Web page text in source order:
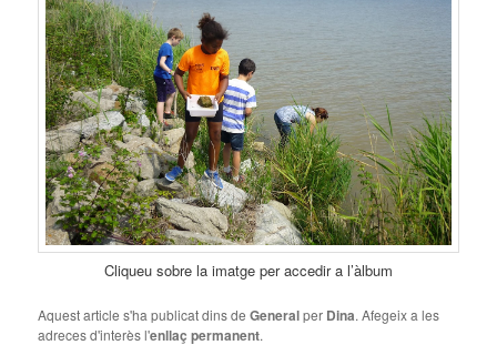
Cliqueu sobre la imatge per accedir a l’àlbum
Aquest article s'ha publicat dins deGeneralper Dina. Afegeix a les
adreces d'interès l'enllaç permanent.